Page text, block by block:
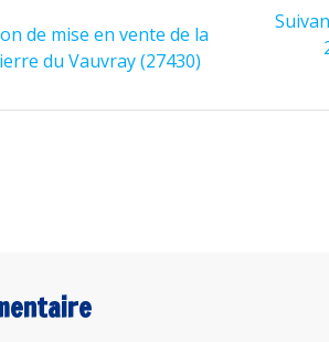
de mise en vente de la
du Vauvray (27430)